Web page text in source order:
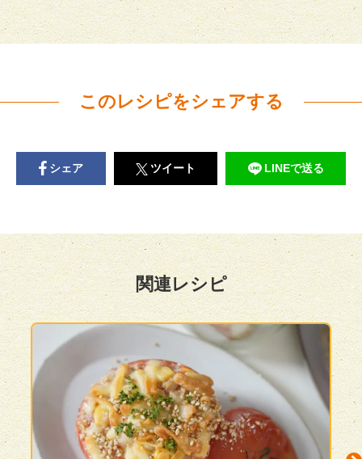
このレシピをシェアする
シェア ツイート LINEで送る
関連レシピ